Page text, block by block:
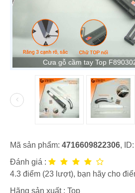
Cưa gỗ cầm tay Top
Mã sản phẩm: 4716609822306, ID:
Đánh giá :
4.3 điểm (23 lượt), bạn hãy cho
Hãng sản xuất : Top